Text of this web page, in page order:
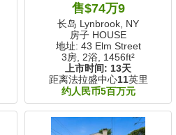
售$74万9
长岛 Lynbrook, NY
房子 HOUSE
地址: 43 Elm Street
3房, 2浴, 1456ft²
上市时间: 13天
距离法拉盛中心11英里
约人民币5百万元